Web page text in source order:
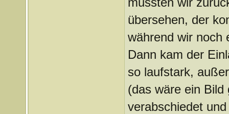
übersehen, der
während wir noch
Dann kam der
so laufstark,
(das wäre ein
verabschiedet